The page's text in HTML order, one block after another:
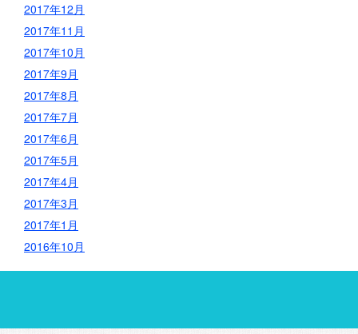
2017年12月
2017年11月
2017年10月
2017年9月
2017年8月
2017年7月
2017年6月
2017年5月
2017年4月
2017年3月
2017年1月
2016年10月